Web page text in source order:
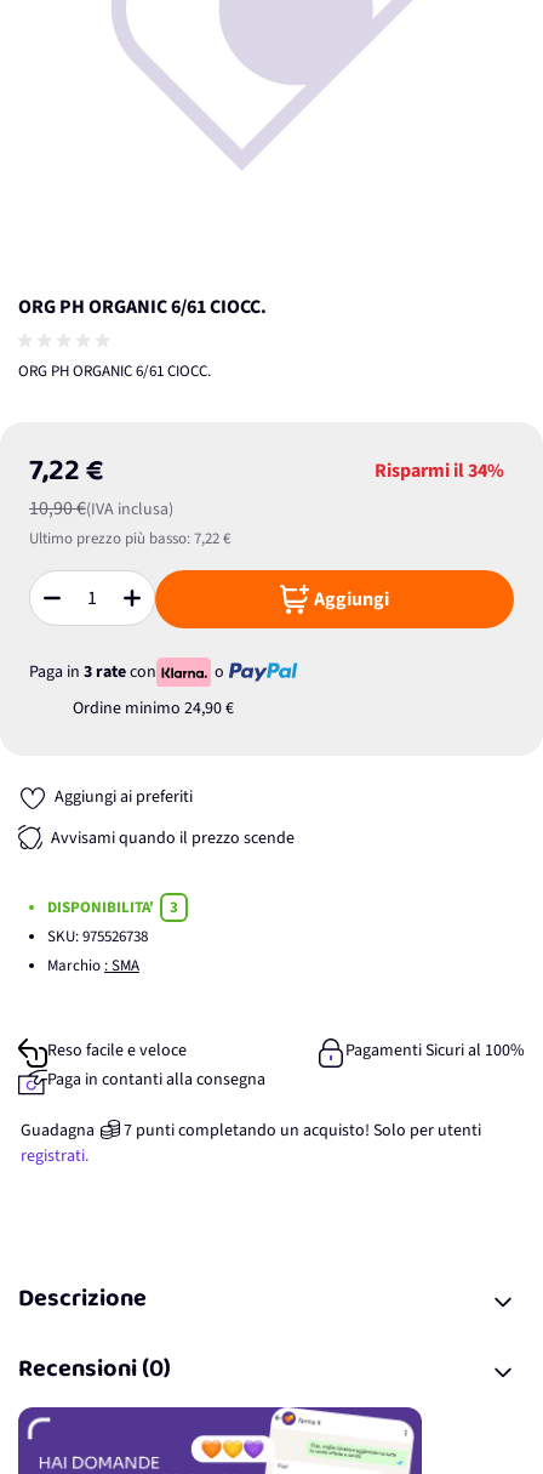
ORG PH ORGANIC 6/61 CIOCC.
ORG PH ORGANIC 6/61 CIOCC.
7,22 €
10,90 €(IVA inclusa)
Risparmi il34%
Ultimo prezzo più basso:7,22 €
Quantità Aggiungi
Paga in 3 ratecon
o
Ordine minimo 24,90 €
Aggiungi ai preferiti
Avvisami quando il prezzo scende
DISPONIBILITA'
3
SKU:975526738
Marchio : SMA
Reso facile e veloce
Pagamenti Sicuri al 100%
Paga in contanti alla consegna
Guadagna 7 punticompletando un acquisto! Solo per utenti
registrati.
Descrizione
Recensioni (0)